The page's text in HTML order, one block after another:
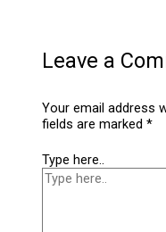
Leave a
Your email address
fields are marked*
Type here..